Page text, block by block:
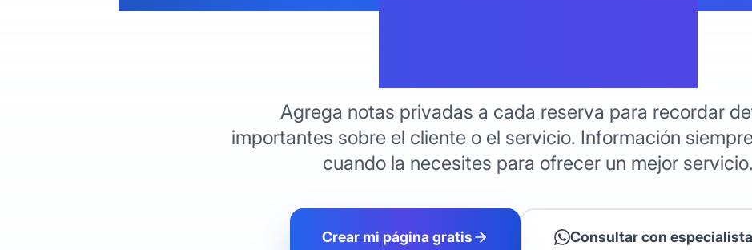
Reservas
Agrega notas privadas a cada reserva para recordar
importantes sobre el cliente o el servicio. Información
cuando la necesites para ofrecer un mejor servicio.
Crear mi página gratis Consultar con especialista